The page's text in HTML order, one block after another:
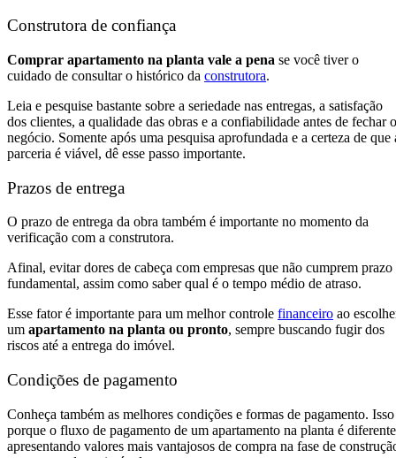
Construtora de confiança
Comprar apartamento na planta vale a pena se você tiver o
cuidado de consultar o histórico da construtora.
Leia e pesquise bastante sobre a seriedade nas entregas, a satisfação
dos clientes, a qualidade das obras e a confiabilidade antes de fechar o
negócio. Somente após uma pesquisa aprofundada e a certeza de que
parceria é viável, dê esse passo importante.
Prazos de entrega
O prazo de entrega da obra também é importante no momento da
verificação com a construtora.
Afinal, evitar dores de cabeça com empresas que não cumprem prazo
fundamental, assim como saber qual é o tempo médio de atraso.
Esse fator é importante para um melhor controle financeiro ao
um apartamento na planta ou pronto, sempre buscando fugir dos
riscos até a entrega do imóvel.
Condições de pagamento
Conheça também as melhores condições e formas de pagamento. Isso
porque o fluxo de pagamento de um apartamento na planta é
apresentando valores mais vantajosos de compra na fase de